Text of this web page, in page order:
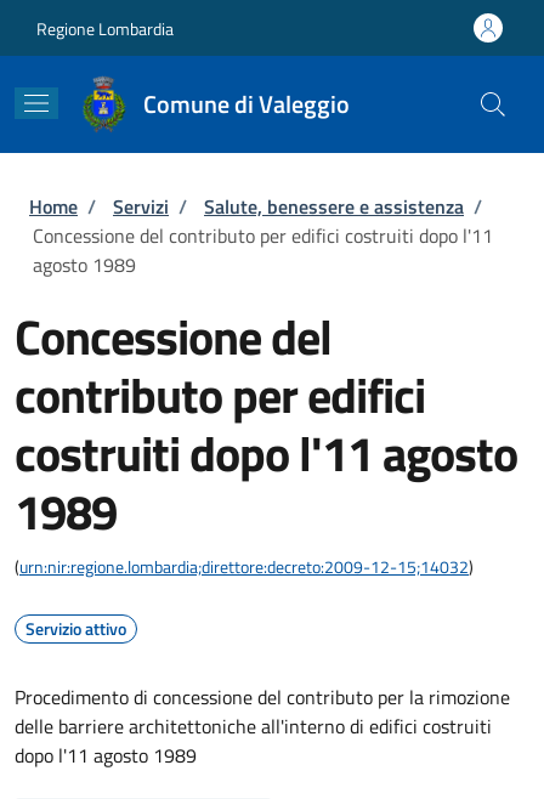
Regione Lombardia
Comune di Valeggio
Briciole di pane
Home / Servizi / Salute, benessere e assistenza /
Concessione del contributo per edifici costruiti dopo l'11
agosto 1989
Concessione del
contributo per edifici
costruiti dopo l'11 agosto
1989
(urn:nir:regione.lombardia;direttore:decreto:2009-12-15;14032)
Servizio attivo
Procedimento di concessione del contributo per la rimozione
delle barriere architettoniche all'interno di edifici costruiti
dopo l'11 agosto 1989